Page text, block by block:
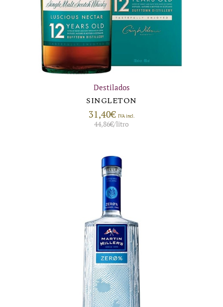
Destilados
SINGLETON
31,40€ IVA incl.
44,86€/litro